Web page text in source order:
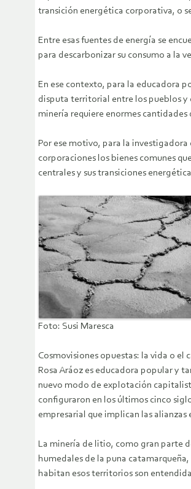
transición energética corporativa, o
Entre esas fuentes de energía se
para descarbonizar su consumo a la
En ese contexto, para la educadora
disputa territorial entre los pueblos y
minería requiere enormes
Por ese motivo, para la
corporaciones los bienes comunes
centrales y sus transiciones
Foto: Susi Maresca
Cosmovisiones opuestas: la vida o el
Rosa Aráoz es educadora popular y
nuevo modo de explotación
configuraron en los últimos cinco
empresarial que implican las alianzas
La minería de litio, como gran parte
humedales de la puna
habitan esos territorios son